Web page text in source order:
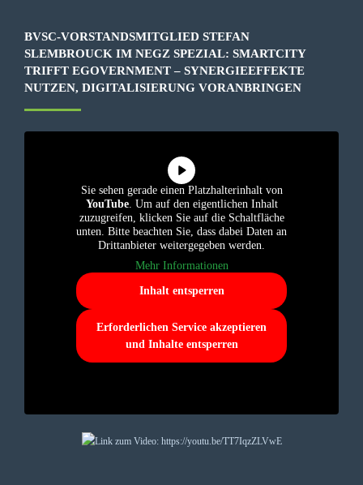
BVSC-VORSTANDSMITGLIED STEFAN
SLEMBROUCK IM NEGZ SPEZIAL: SMARTCITY
TRIFFT EGOVERNMENT – SYNERGIEEFFEKTE
NUTZEN, DIGITALISIERUNG VORANBRINGEN
Sie sehen gerade einen Platzhalterinhalt von
YouTube. Um auf den eigentlichen Inhalt
zuzugreifen, klicken Sie auf die Schaltfläche
unten. Bitte beachten Sie, dass dabei Daten an
Drittanbieter weitergegeben werden.
Mehr Informationen
Inhalt entsperren
Erforderlichen Service akzeptieren
und Inhalte entsperren